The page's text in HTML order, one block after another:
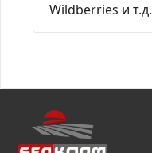
Wildberries и т.д.